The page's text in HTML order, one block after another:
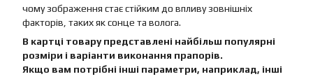
чому зображення стає стійким до впливу зовнішніх
факторів, таких як сонце та волога.
В картці товару представлені найбільш популярні
розміри і варіанти виконання прапорів.
Якщо вам потрібні інші параметри, наприклад, інші